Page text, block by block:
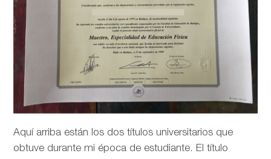
Aquí arriba están los dos títulos universitarios que
obtuve durante mi época de estudiante. El título